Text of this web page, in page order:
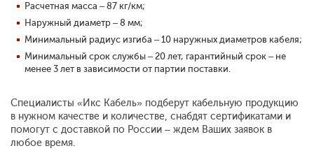
Расчетная масса – 87 кг/км;
Наружный диаметр – 8 мм;
Минимальный радиус изгиба – 10 наружных диаметров кабеля;
Минимальный срок службы – 20 лет, гарантийный срок – не
менее 3 лет в зависимости от партии поставки.
Специалисты «Икс Кабель» подберут кабельную продукцию
в нужном качестве и количестве, снабдят сертификатами и
помогут с доставкой по России – ждем Ваших заявок в
любое время.